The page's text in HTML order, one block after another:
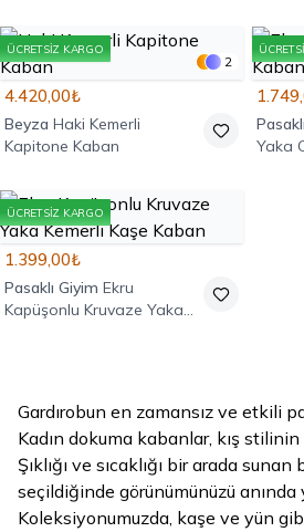
ÜCRETSIZ KARGO
2
4.420,00₺
Beyza Haki Kemerli
Kapitone Kaban
Yaka
ÜCRETSIZ KARGO
1.399,00₺
Pasaklı Giyim Ekru
Kapüşonlu Kruvaze Yaka
Gardırobun en zamansız ve etkili
Kadın dokuma kabanlar, kış
Şıklığı ve sıcaklığı bir arada
seçildiğinde görünümünüzü anında
Koleksiyonumuzda, kaşe ve yün